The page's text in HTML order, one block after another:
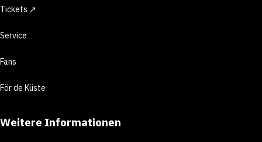
Tickets ↗
Service
Fans
För de Küste
Weitere Informationen